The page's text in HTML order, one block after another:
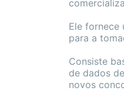
Ele fornece
para a
Consiste
de dados
novos